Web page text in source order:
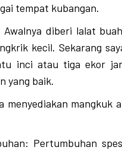
tempat kubangan.
Awalnya diberi lalat
kecil. Sekarang
inci atau tiga ekor
yang baik.
menyediakan
Pertumbuhan